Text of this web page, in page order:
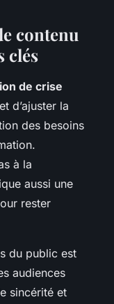
contenu
clés
de crise
d’ajuster la
des besoins
à la
aussi une
rester
du public est
audiences
sincérité et